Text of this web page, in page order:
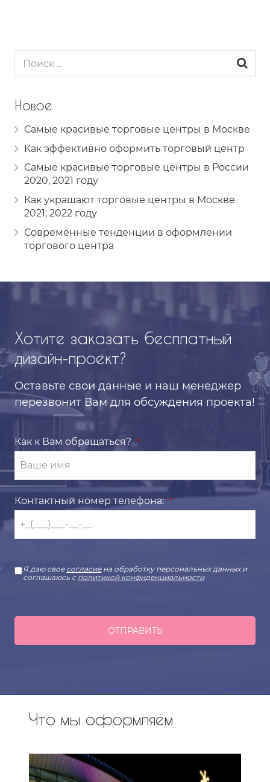
Новое
Самые красивые торговые центры в Москве
Как эффективно оформить торговый центр
Самые красивые торговые центры в России
2020, 2021 году
Как украшают торговые центры в Москве
2021, 2022 году
Современные тенденции в оформлении
торгового центра
Хотите заказать бесплатный
дизайн-проект?
Оставьте свои данные и наш менеджер
перезвонит Вам для обсуждения проекта!
Как к Вам обращаться? *
Контактный номер телефона: *
Я даю свое согласиена обработку персональных данных и
соглашаюсь с политикой конфиденциальности
ОТПРАВИТЬ
Что мы оформляем